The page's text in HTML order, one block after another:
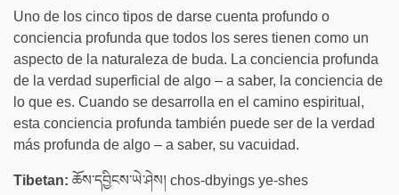
Uno de los cinco tipos de darse cuenta profundo o
conciencia profunda que todos los seres tienen como un
aspecto de la naturaleza de buda. La conciencia profunda
de la verdad superficial de algo – a saber, la conciencia de
lo que es. Cuando se desarrolla en el camino espiritual,
esta conciencia profunda también puede ser de la verdad
más profunda de algo – a saber, su vacuidad.
Tibetan: ཆོས་དབྱིངས་ཡེ་ཤེས། chos-dbyings ye-shes